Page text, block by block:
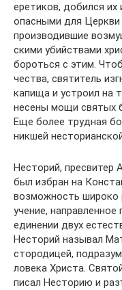
ере­ти­ков, до­бил­ся их
опас­ны­ми для Церк­ви
про­из­во­див­шие
ски­ми убий­ства­ми
бо­роть­ся с этим.
че­ства, свя­ти­тель
ка­пи­ща и устро­ил на
не­се­ны мо­щи свя­тых
Еще бо­лее труд­ная
ник­шей
Несто­рий, пре­сви­тер
был из­бран на
воз­мож­ность ши­ро­ко
уче­ние,
еди­не­нии двух
Несто­рий на­зы­вал
сто­ро­ди­цей,
ло­ве­ка Хри­ста.
пи­сал Несто­рию и